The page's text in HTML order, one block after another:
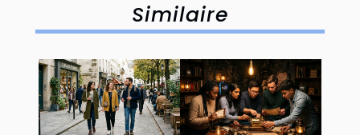
Similaire